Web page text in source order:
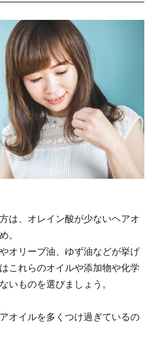
は、オレイン酸が少ないヘアオ
。
オリーブ油、ゆず油などが挙げ
これらのオイルや添加物や化学
いものを選びましょう。
オイルを多くつけ過ぎているの